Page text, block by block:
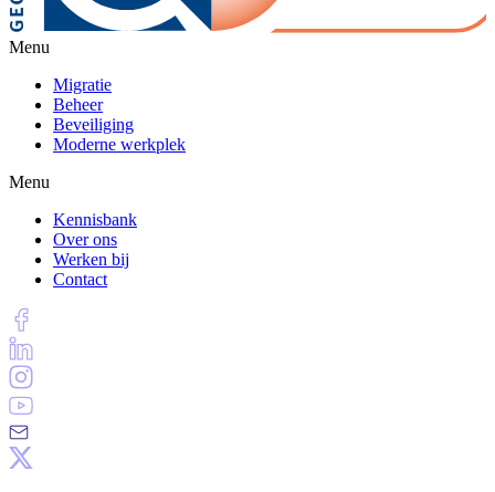
Menu
Migratie
Beheer
Beveiliging
Moderne werkplek
Menu
Kennisbank
Over ons
Werken bij
Contact